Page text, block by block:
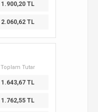
1.900,20 TL
2.060,62 TL
Toplam Tutar
1.643,67 TL
1.762,55 TL